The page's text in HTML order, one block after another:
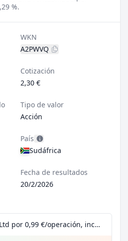
%.
WKN
A2PWVQ
Cotización
2,30 €
Tipo de valor
Acción
País
Sudáfrica
Fecha de resultados
20/2/2026
Sibanye Stillwater Ltd por 0,99 €/operación, incluido el Dividend Reinvestment Plan